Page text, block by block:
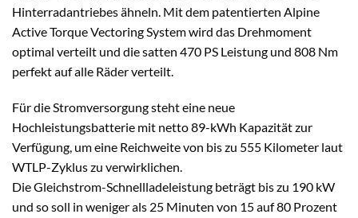
Hinterradantriebes ähneln. Mit dem patentierten Alpine
Active Torque Vectoring System wird das Drehmoment
optimal verteilt und die satten 470 PS Leistung und 808 Nm
perfekt auf alle Räder verteilt.
Für die Stromversorgung steht eine neue
Hochleistungsbatterie mit netto 89-kWh Kapazität zur
Verfügung, um eine Reichweite von bis zu 555 Kilometer laut
WTLP-Zyklus zu verwirklichen.
Die Gleichstrom-Schnellladeleistung beträgt bis zu 190 kW
und so soll in weniger als 25 Minuten von 15 auf 80 Prozent